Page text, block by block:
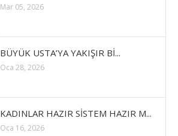
Mar 05, 2026
BÜYÜK USTA’YA YAKIŞIR Bİ...
Oca 28, 2026
KADINLAR HAZIR SİSTEM HAZIR M...
Oca 16, 2026